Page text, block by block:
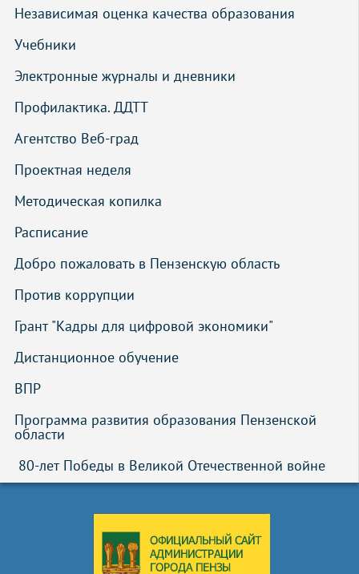
Независимая оценка качества образования
Учебники
Электронные журналы и дневники
Профилактика. ДДТТ
Агентство Веб-град
Проектная неделя
Методическая копилка
Расписание
Добро пожаловать в Пензенскую область
Против коррупции
Грант "Кадры для цифровой экономики"
Дистанционное обучение
ВПР
Программа развития образования Пензенской
области
80-лет Победы в Великой Отечественной войне